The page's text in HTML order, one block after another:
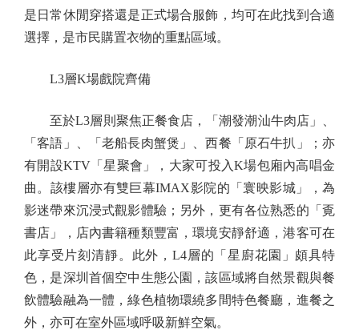
是日常休閒穿搭還是正式場合服飾，均可在此找到合適
選擇，是市民購置衣物的重點區域。
L3層K場戲院齊備
至於L3層則聚焦正餐食店，「潮發潮汕牛肉店」、
「客語」、「老船長肉蟹煲」、西餐「原石牛扒」；亦
有開設KTV「星聚會」，大家可投入K場包廂內高唱金
曲。該樓層亦有雙巨幕IMAX影院的「寰映影城」，為
影迷帶來沉浸式觀影體驗；另外，更有各位熟悉的「覔
書店」，店內書籍種類豐富，環境安靜舒適，港客可在
此享受片刻清靜。此外，L4層的「星廚花園」頗具特
色，是深圳首個空中生態公園，該區域將自然景觀與餐
飲體驗融為一體，綠色植物環繞多間特色餐廳，進餐之
外，亦可在室外區域呼吸新鮮空氣。